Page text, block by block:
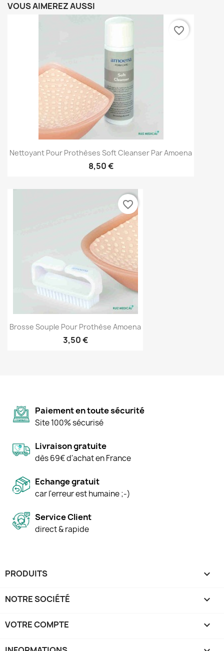
VOUS AIMEREZ AUSSI
Nettoyant Pour Prothèses Soft Cleanser Par Amoena
8,50 €
favorite_border
Brosse Souple Pour Prothèse Amoena
3,50 €
favorite_border
Paiement en toute sécurité
Site 100% sécurisé
Livraison gratuite
dès 69€ d'achat en France
Echange gratuit
car l'erreur est humaine ;-)
Service Client
direct & rapide
PRODUITS 
NOTRE SOCIÉTÉ 
VOTRE COMPTE 